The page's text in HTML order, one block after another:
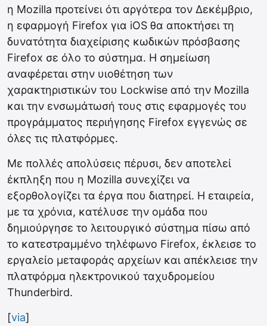
η Mozilla προτείνει ότι αργότερα τον Δεκέμβριο,
η εφαρμογή Firefox για iOS θα αποκτήσει τη
δυνατότητα διαχείρισης κωδικών πρόσβασης
Firefox σε όλο το σύστημα. Η σημείωση
αναφέρεται στην υιοθέτηση των
χαρακτηριστικών του Lockwise από την Mozilla
και την ενσωμάτωσή τους στις εφαρμογές του
προγράμματος περιήγησης Firefox εγγενώς σε
όλες τις πλατφόρμες.
Με πολλές απολύσεις πέρυσι, δεν αποτελεί
έκπληξη που η Mozilla συνεχίζει να
εξορθολογίζει τα έργα που διατηρεί. Η εταιρεία,
με τα χρόνια, κατέλυσε την ομάδα που
δημιούργησε το λειτουργικό σύστημα πίσω από
το κατεστραμμένο τηλέφωνο Firefox, έκλεισε το
εργαλείο μεταφοράς αρχείων και απέκλεισε την
πλατφόρμα ηλεκτρονικού ταχυδρομείου
Thunderbird.
[via]